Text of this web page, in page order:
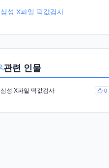
삼성 X파일 떡값검사
관련 인물
삼성 X파일 떡값검사 0